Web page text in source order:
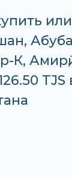
или
К, Амирӣ,
TJS